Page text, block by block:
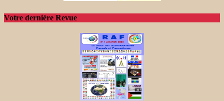
Votre dernière Revue